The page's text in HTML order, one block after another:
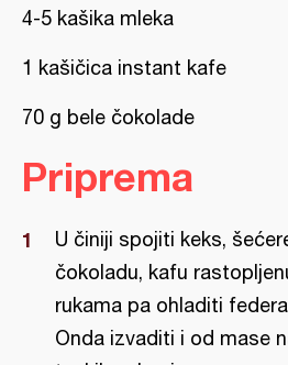
4-5 kašika mleka
1 kašičica instant kafe
70 g bele čokolade
Priprema
U činiji spojiti keks,
čokoladu, kafu
rukama pa ohladiti
Onda izvaditi i od mase